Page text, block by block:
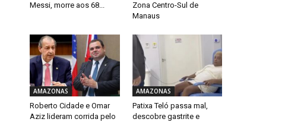
Messi, morre aos 68...
Zona Centro-Sul de
Manaus
AMAZONAS
Roberto Cidade e Omar
Aziz lideram corrida pelo
AMAZONAS
Patixa Teló passa mal,
descobre gastrite e